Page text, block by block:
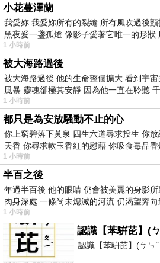
小花蔓澤蘭
我愛妳 我愛妳所有的裂縫 所有風吹過後
黑夜愛一盞孤燈 像影子愛著它唯一的形狀
1 小時前
被大海路過後
被大海路過後 他的生命整個擴大 看到宇
風暴 靈魂卻極其安靜 因為他一直在聆聽
1 小時前
都只是為安放騷動不止的心
你上窮碧落下黃泉 四生六道尋求投生 你
天香 你尋求軟玉香紅的慰藉 你吸食毒品
1 小時前
半百之後
年過半百後 他的眼睛 仍會被美麗的身影
肉身深處 一條尚未熄滅的河流 仍渴望奔
1 小時前
認識【苯騈芘】(
認識【苯騈芘】(ㄅㄣ